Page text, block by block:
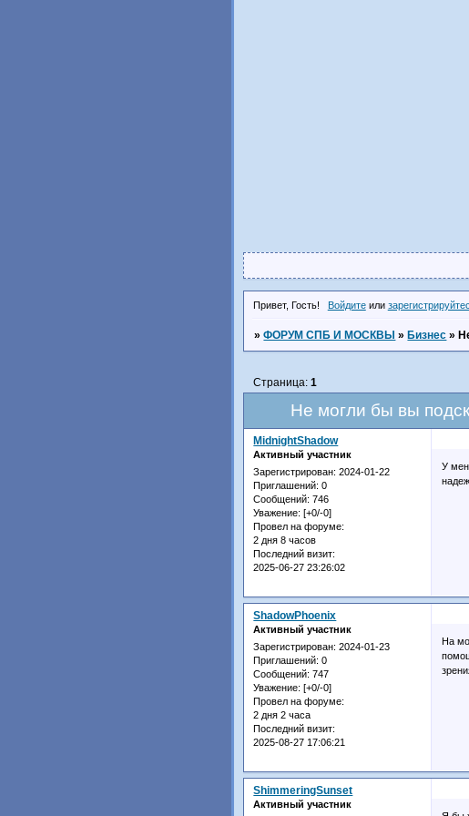
Привет, Гость! Войдитеили
»ФОРУМ СПБ И МОСКВЫ » Бизнес »
Не могли бы вы
Страница:1
MidnightShadow
Активный участник
Зарегистрирован: 2024-01-22
Приглашений: 0
Сообщений: 746
Уважение: [+0/-0]
Провел на форуме:
2 дня 8 часов
Последний визит:
2025-06-27 23:26:02
У
ShadowPhoenix
Активный участник
Зарегистрирован: 2024-01-23
Приглашений: 0
Сообщений: 747
Уважение: [+0/-0]
Провел на форуме:
2 дня 2 часа
Последний визит:
2025-08-27 17:06:21
На
ShimmeringSunset
Активный участник